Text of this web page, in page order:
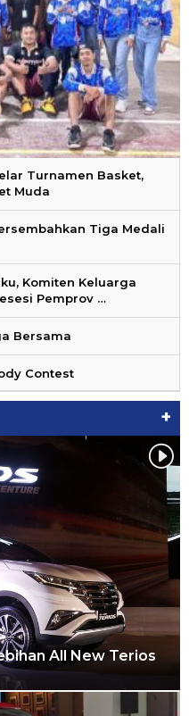
Turnamen Basket,
Muda
Tiga Medali
Komiten Keluarga
Pemprov …
Bersama
Contest
+
All New Terios